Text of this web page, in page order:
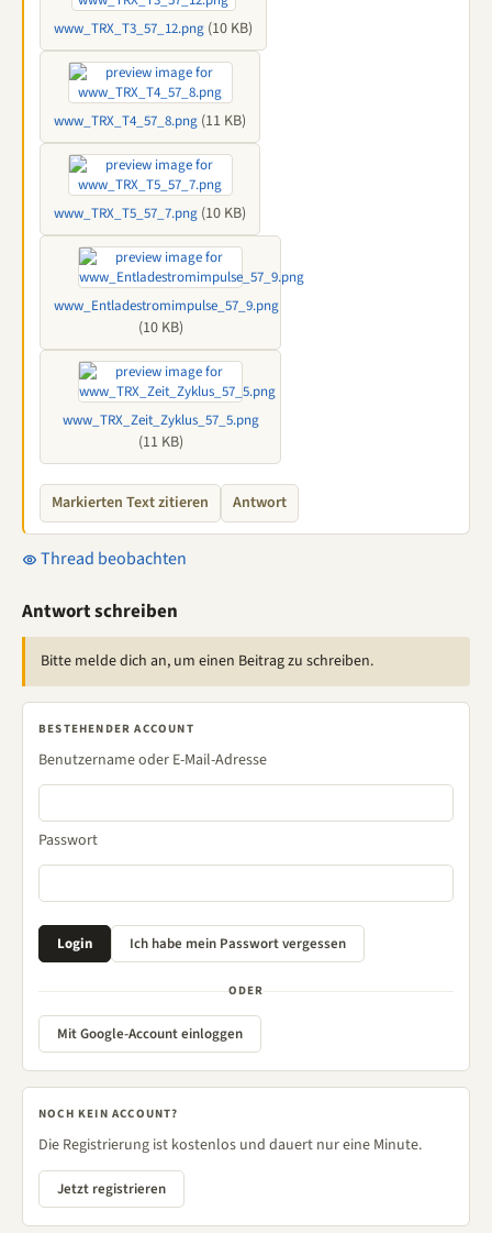
www_TRX_T3_57_12.png (10 KB)
www_TRX_T4_57_8.png (11 KB)
www_TRX_T5_57_7.png (10 KB)
www_Entladestromimpulse_57_9.png
(10 KB)
www_TRX_Zeit_Zyklus_57_5.png
(11 KB)
Markierten Text zitieren Antwort
Thread beobachten
Antwort schreiben
Bitte melde dich an, um einen Beitrag zu schreiben.
BESTEHENDER ACCOUNT
Benutzername oder E-Mail-Adresse
Passwort
ODER
Mit Google-Account einloggen
NOCH KEIN ACCOUNT?
Die Registrierung ist kostenlos und dauert nur eine Minute.
Jetzt registrieren